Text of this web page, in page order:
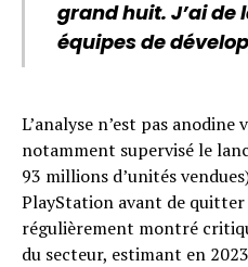
grand huit. J’ai de
équipes de
L’analyse n’est pas
notamment supervisé le
93 millions d’unités
PlayStation avant de quitter
régulièrement montré
du secteur, estimant en